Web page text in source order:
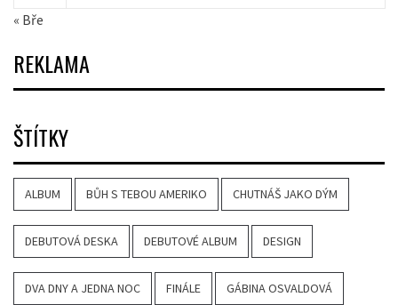
« Bře
REKLAMA
ŠTÍTKY
ALBUM BŮH S TEBOU AMERIKO CHUTNÁŠ JAKO DÝM
DEBUTOVÁ DESKA DEBUTOVÉ ALBUM DESIGN
DVA DNY A JEDNA NOC FINÁLE GÁBINA OSVALDOVÁ